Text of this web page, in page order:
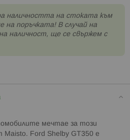
наличността на стоката към
на поръчката! В случай на
наличност, ще се свържем с
мечтае за този
Ford Shelby GT350 е